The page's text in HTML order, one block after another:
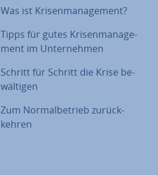
Was ist Kri­sen­ma­nage­ment?
Tipps für gutes Kri­sen­ma­nage­
ment im Un­ter­neh­men
Schritt für Schritt die Krise be­
wäl­ti­gen
Zum Nor­mal­be­trieb zu­rück­
keh­ren